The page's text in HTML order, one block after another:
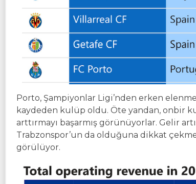
Porto, Şampiyonlar Ligi’nden erken
kaydeden kulüp oldu. Öte yandan, onbir
arttırmayı başarmış görünüyorlar. Gelir
Trabzonspor’un da olduğuna dikkat
görülüyor.